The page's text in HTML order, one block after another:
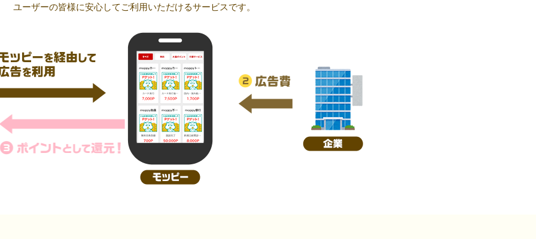
ユーザーの皆様に安心してご利用いただけるサービスです。